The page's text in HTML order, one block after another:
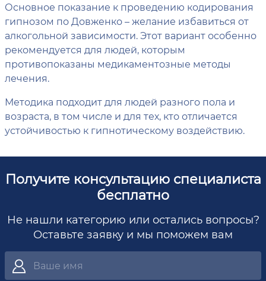
Основное показание к проведению кодирования
гипнозом по Довженко – желание избавиться от
алкогольной зависимости. Этот вариант особенно
рекомендуется для людей, которым
противопоказаны медикаментозные методы
лечения.
Методика подходит для людей разного пола и
возраста, в том числе и для тех, кто отличается
устойчивостью к гипнотическому воздействию.
Получите консультацию специалиста
бесплатно
Не нашли категорию или остались вопросы?
Оставьте заявку и мы поможем вам